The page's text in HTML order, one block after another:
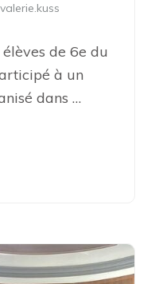
de 6e du
à un
dans …